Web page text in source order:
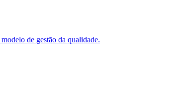
de gestão da qualidade.